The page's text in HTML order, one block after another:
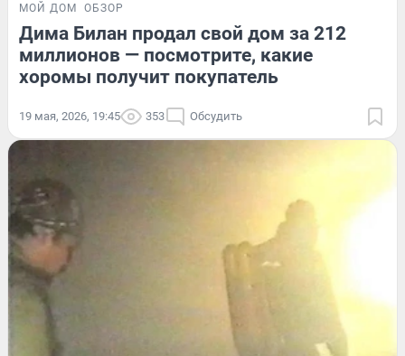
МОЙ ДОМ ОБЗОР
Дима Билан продал свой дом за 212
миллионов — посмотрите, какие
хоромы получит покупатель
19 мая, 2026, 19:45 353 Обсудить